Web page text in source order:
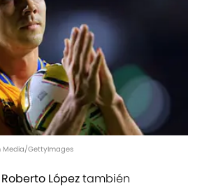
Media/GettyImages
Roberto Lópeztambién